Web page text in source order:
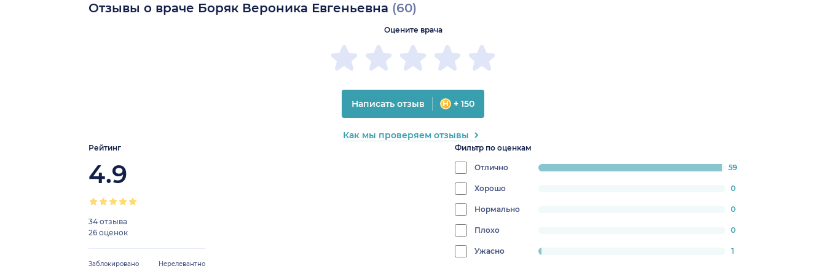
Отзывы о враче Боряк Вероника Евгеньевна (60)
Рейтинг
4.9
34 отзыва
26 оценок
Заблокировано Нерелевантно
Фильтр по оценкам
Отлично
progress:
59
Хорошо 0
Нормально 0
Плохо 0
Ужасно 1
Оцените врача
Написать отзыв + 150
Как мы проверяем отзывы